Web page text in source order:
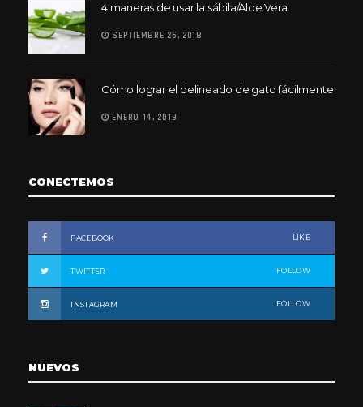
4 maneras de usar la sábila/Aloe Vera
SEPTIEMBRE 26, 2018
Cómo lograr el delineado de gato fácilmente
ENERO 14, 2019
CONECTEMOS
FACEBOOK LIKE
TWITTER FOLLOW
INSTAGRAM FOLLOW
NUEVOS